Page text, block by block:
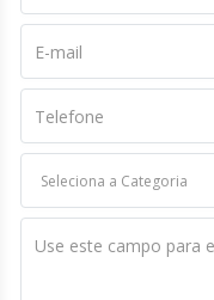
E-mail
Telefone
Use este campo para